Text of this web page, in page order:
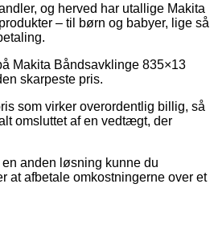
og herved har utallige Makita
– til børn og babyer, lige så
Makita Båndsavklinge 835×13
skarpeste pris.
som virker overordentlig billig, så
omsluttet af en vedtægt, der
anden løsning kunne du
at afbetale omkostningerne over et